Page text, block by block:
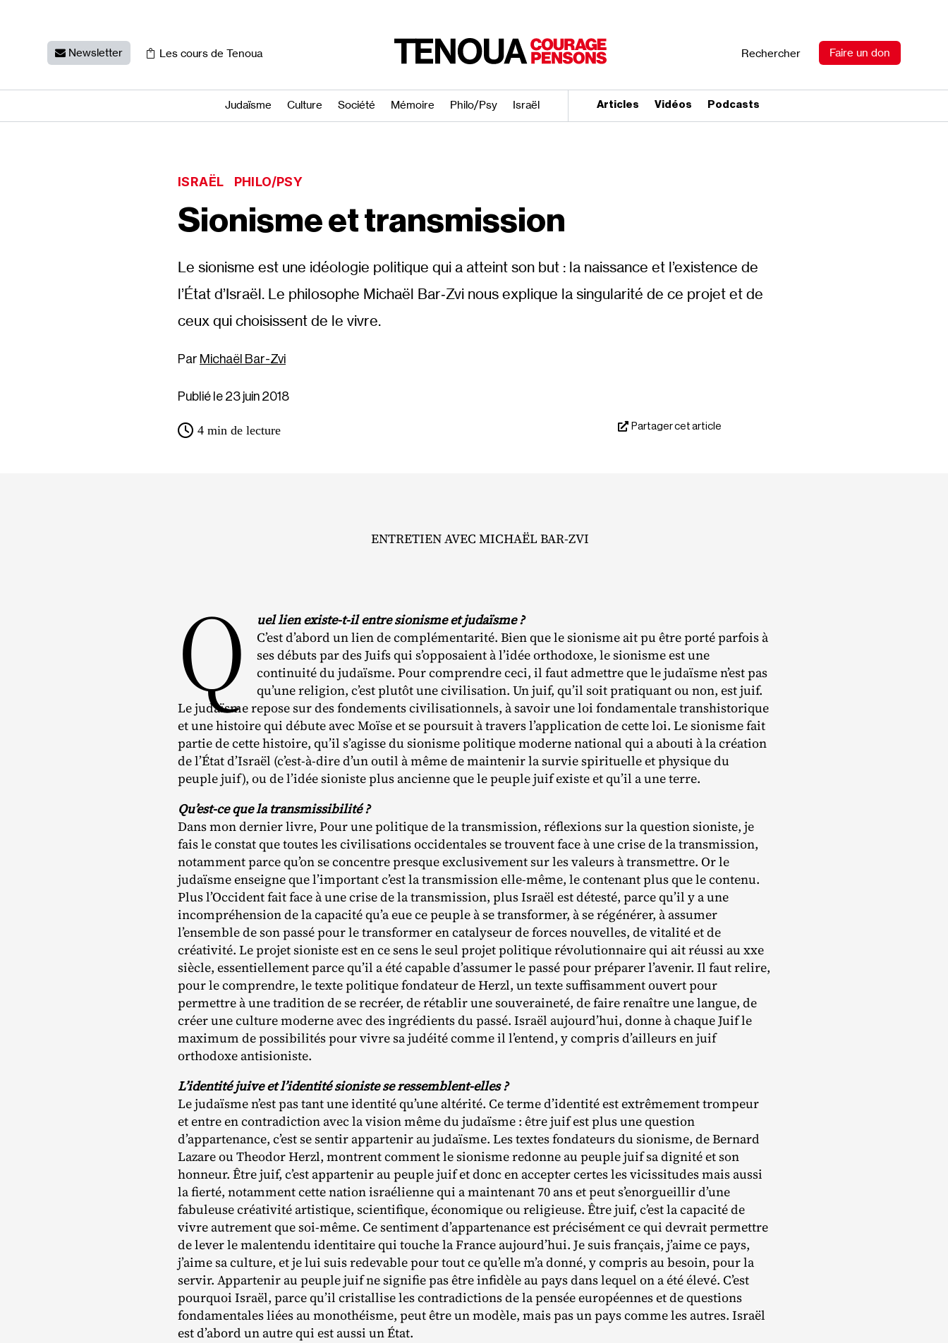
Newsletter Les cours de Tenoua Rechercher Faire un don
Judaïsme Culture Société Mémoire Philo/​Psy Israël Articles Vidéos Podcasts
ISRAËL PHILO/PSY
Sionisme et transmission
Le sionisme est une idéologie politique qui a atteint son but : la naissance et l’existence de
l’État d’Israël. Le philosophe Michaël Bar‐​Zvi nous explique la singularité de ce projet et de
ceux qui choisissent de le vivre.
Michaël Bar-Zvi
Publié le 23 juin 2018
4 min de lecture Partager cet article
ENTRETIEN AVEC MICHAËL BAR‐ZVI
Q
uel lien existe-t-il entre sionisme et judaïsme ?
C’est d’abord un lien de complémentarité. Bien que le sionisme ait pu être porté parfois à
ses débuts par des Juifs qui s’opposaient à l’idée orthodoxe, le sionisme est une
continuité du judaïsme. Pour comprendre ceci, il faut admettre que le judaïsme n’est pas
qu’une religion, c’est plutôt une civilisation. Un juif, qu’il soit pratiquant ou non, est juif.
Le judaïsme repose sur des fondements civilisationnels, à savoir une loi fondamentale transhistorique
et une histoire qui débute avec Moïse et se poursuit à travers l’application de cette loi. Le sionisme fait
partie de cette histoire, qu’il s’agisse du sionisme politique moderne national qui a abouti à la création
de l’État d’Israël (c’est-à-dire d’un outil à même de maintenir la survie spirituelle et physique du
peuple juif), ou de l’idée sioniste plus ancienne que le peuple juif existe et qu’il a une terre.
Qu’est-ce que la transmissibilité ?
Dans mon dernier livre, Pour une politique de la transmission, réflexions sur la question sioniste, je
fais le constat que toutes les civilisations occidentales se trouvent face à une crise de la transmission,
notamment parce qu’on se concentre presque exclusivement sur les valeurs à transmettre. Or le
judaïsme enseigne que l’important c’est la transmission elle‐​même, le contenant plus que le contenu.
Plus l’Occident fait face à une crise de la transmission, plus Israël est détesté, parce qu’il y a une
incompréhension de la capacité qu’a eue ce peuple à se transformer, à se régénérer, à assumer
l’ensemble de son passé pour le transformer en catalyseur de forces nouvelles, de vitalité et de
créativité. Le projet sioniste est en ce sens le seul projet politique révolutionnaire qui ait réussi au xxe
siècle, essentiellement parce qu’il a été capable d’assumer le passé pour préparer l’avenir. Il faut relire,
pour le comprendre, le texte politique fondateur de Herzl, un texte suffisamment ouvert pour
permettre à une tradition de se recréer, de rétablir une souveraineté, de faire renaître une langue, de
créer une culture moderne avec des ingrédients du passé. Israël aujourd’hui, donne à chaque Juif le
maximum de possibilités pour vivre sa judéité comme il l’entend, y compris d’ailleurs en juif
orthodoxe antisioniste.
L’identité juive et l’identité sioniste se ressemblent-elles ?
Le judaïsme n’est pas tant une identité qu’une altérité. Ce terme d’identité est extrêmement trompeur
et entre en contradiction avec la vision même du judaïsme : être juif est plus une question
d’appartenance, c’est se sentir appartenir au judaïsme. Les textes fondateurs du sionisme, de Bernard
Lazare ou Theodor Herzl, montrent comment le sionisme redonne au peuple juif sa dignité et son
honneur. Être juif, c’est appartenir au peuple juif et donc en accepter certes les vicissitudes mais aussi
la fierté, notamment cette nation israélienne qui a maintenant 70 ans et peut s’enorgueillir d’une
fabuleuse créativité artistique, scientifique, économique ou religieuse. Être juif, c’est la capacité de
vivre autrement que soi‐​même. Ce sentiment d’appartenance est précisément ce qui devrait permettre
de lever le malentendu identitaire qui touche la France aujourd’hui. Je suis français, j’aime ce pays,
j’aime sa culture, et je lui suis redevable pour tout ce qu’elle m’a donné, y compris au besoin, pour la
servir. Appartenir au peuple juif ne signifie pas être infidèle au pays dans lequel on a été élevé. C’est
pourquoi Israël, parce qu’il cristallise les contradictions de la pensée européennes et de questions
fondamentales liées au monothéisme, peut être un modèle, mais pas un pays comme les autres. Israël
est d’abord un autre qui est aussi un État.